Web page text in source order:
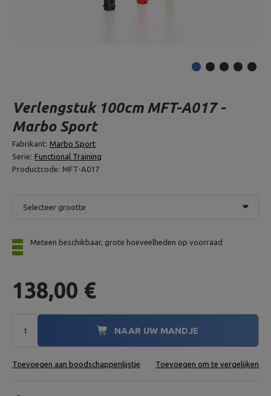
Verlengstuk 100cm MFT-A017 -
Marbo Sport
Fabrikant: Marbo Sport
Serie: Functional Training
Productcode: MFT-A017
Selecteer grootte
Meteen beschikbaar, grote hoeveelheden op voorraad
138,00 €
NAAR UW MANDJE
Toevoegen aan boodschappenlijstje Toevoegen om te vergelijken